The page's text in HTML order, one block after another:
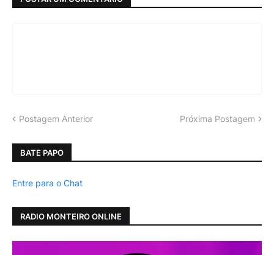
Postagem Anterior Próxima Postagem
BATE PAPO
Entre para o Chat
RADIO MONTEIRO ONLINE